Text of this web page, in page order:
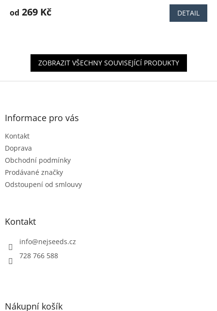
produktu
hvězdiček.
od 269 Kč DETAIL
ZOBRAZIT VŠECHNY SOUVISEJÍCÍ PRODUKTY
Z
Informace pro vás
Kontakt
Doprava
Obchodní podmínky
Prodávané značky
Odstoupení od smlouvy
Kontakt
info@nejseeds.cz
728 766 588
Nákupní košík